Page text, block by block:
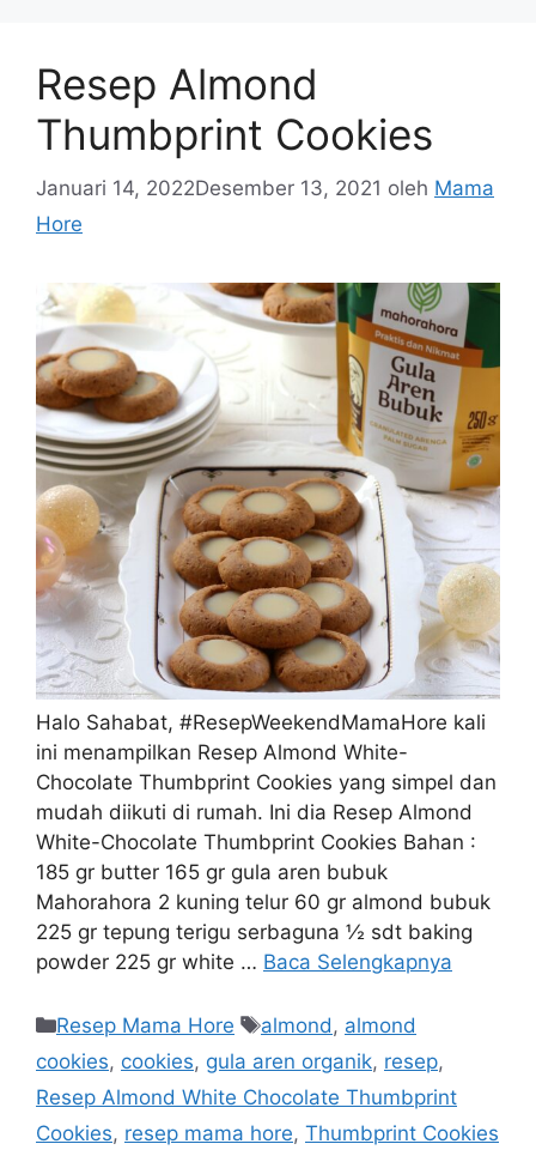
Resep Almond
Thumbprint Cookies
Januari 14, 2022Desember 13, 2021 oleh Mama
Hore
Halo Sahabat, #ResepWeekendMamaHore kali
ini menampilkan Resep Almond White-
Chocolate Thumbprint Cookies yang simpel dan
mudah diikuti di rumah. Ini dia Resep Almond
White-Chocolate Thumbprint Cookies Bahan :
185 gr butter 165 gr gula aren bubuk
Mahorahora 2 kuning telur 60 gr almond bubuk
225 gr tepung terigu serbaguna ½ sdt baking
powder 225 gr white … Baca Selengkapnya
Resep Mama Hore almond, almond
cookies, cookies, gula aren organik, resep,
Resep Almond White Chocolate Thumbprint
Cookies, resep mama hore, Thumbprint Cookies